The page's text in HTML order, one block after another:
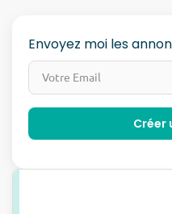
Envoyez moi les